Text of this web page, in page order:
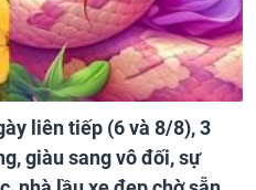
liên tiếp (6 và 8/8), 3
giàu sang vô đối, sự